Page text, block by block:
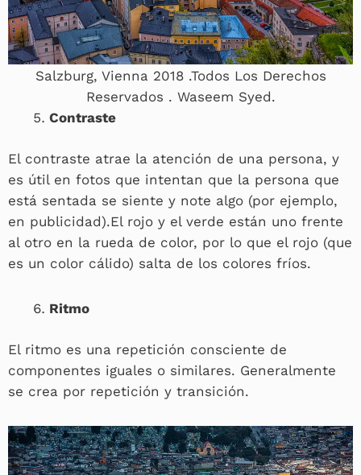
Salzburg, Vienna 2018 .Todos Los Derechos
Reservados . Waseem Syed.
Contraste
El contraste atrae la atención de una persona, y
es útil en fotos que intentan que la persona que
está sentada se siente y note algo (por ejemplo,
en publicidad).El rojo y el verde están uno frente
al otro en la rueda de color, por lo que el rojo (que
es un color cálido) salta de los colores fríos.
Ritmo
El ritmo es una repetición consciente de
componentes iguales o similares. Generalmente
se crea por repetición y transición.